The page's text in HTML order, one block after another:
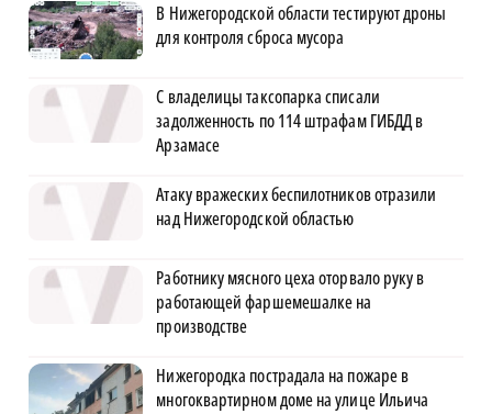
В Нижегородской области тестируют дроны
для контроля сброса мусора
С владелицы таксопарка списали
задолженность по 114 штрафам ГИБДД в
Арзамасе
Атаку вражеских беспилотников отразили
над Нижегородской областью
Работнику мясного цеха оторвало руку в
работающей фаршемешалке на
производстве
Нижегородка пострадала на пожаре в
многоквартирном доме на улице Ильича